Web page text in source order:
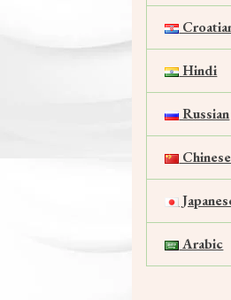
Hindi
Russian
Arabic